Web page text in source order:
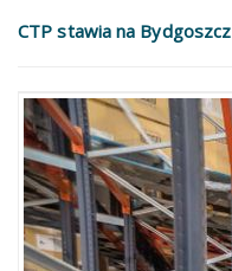
CTP stawia na Bydgoszcz